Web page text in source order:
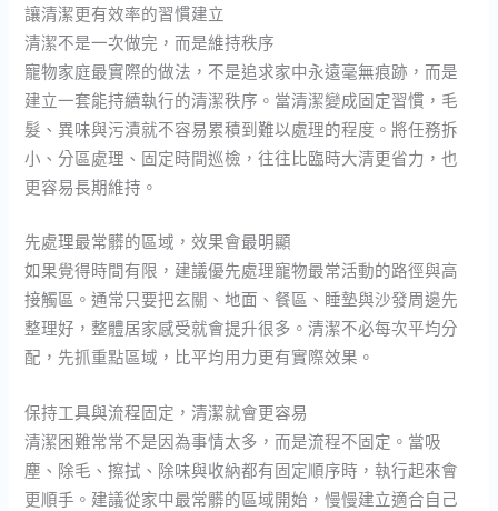
讓清潔更有效率的習慣建立
清潔不是一次做完，而是維持秩序
寵物家庭最實際的做法，不是追求家中永遠毫無痕跡，而是
建立一套能持續執行的清潔秩序。當清潔變成固定習慣，毛
髮、異味與污漬就不容易累積到難以處理的程度。將任務拆
小、分區處理、固定時間巡檢，往往比臨時大清更省力，也
更容易長期維持。
先處理最常髒的區域，效果會最明顯
如果覺得時間有限，建議優先處理寵物最常活動的路徑與高
接觸區。通常只要把玄關、地面、餐區、睡墊與沙發周邊先
整理好，整體居家感受就會提升很多。清潔不必每次平均分
配，先抓重點區域，比平均用力更有實際效果。
保持工具與流程固定，清潔就會更容易
清潔困難常常不是因為事情太多，而是流程不固定。當吸
塵、除毛、擦拭、除味與收納都有固定順序時，執行起來會
更順手。建議從家中最常髒的區域開始，慢慢建立適合自己